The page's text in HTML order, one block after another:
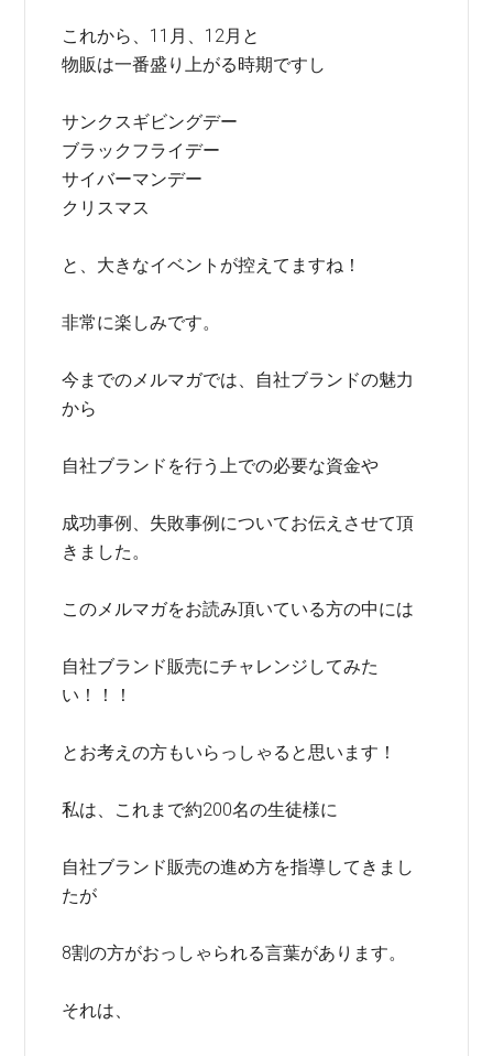
これから、11月、12月と
物販は一番盛り上がる時期ですし
サンクスギビングデー
ブラックフライデー
サイバーマンデー
クリスマス
と、大きなイベントが控えてますね！
非常に楽しみです。
今までのメルマガでは、自社ブランドの魅力
から
自社ブランドを行う上での必要な資金や
成功事例、失敗事例についてお伝えさせて頂
きました。
このメルマガをお読み頂いている方の中には
自社ブランド販売にチャレンジしてみた
い！！！
とお考えの方もいらっしゃると思います！
私は、これまで約200名の生徒様に
自社ブランド販売の進め方を指導してきまし
たが
8割の方がおっしゃられる言葉があります。
それは、